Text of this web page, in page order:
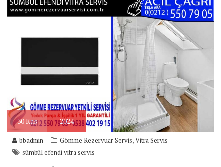
30Kas 2024
bbadmin Gömme Rezervuar Servis,Vitra Servis
sümbül efendi vitra servis